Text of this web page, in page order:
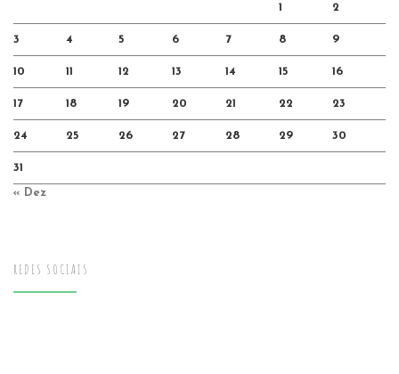
1 2
3 4 5 6 7 8 9
10 11 12 13 14 15 16
17 18 19 20 21 22 23
24 25 26 27 28 29 30
31
« Dez
REDES SOCIAIS